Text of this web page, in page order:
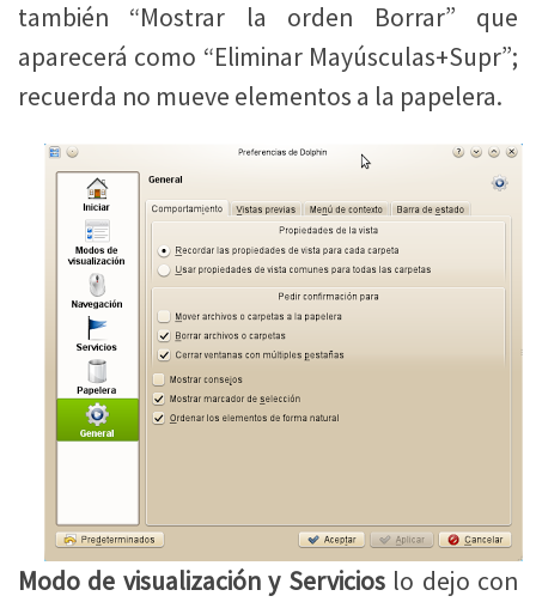
también “Mostrar la orden Borrar” que
aparecerá como “Eliminar Mayúsculas+Supr”;
recuerda no mueve elementos a la papelera.
Modo de visualización y Servicioslo dejo con